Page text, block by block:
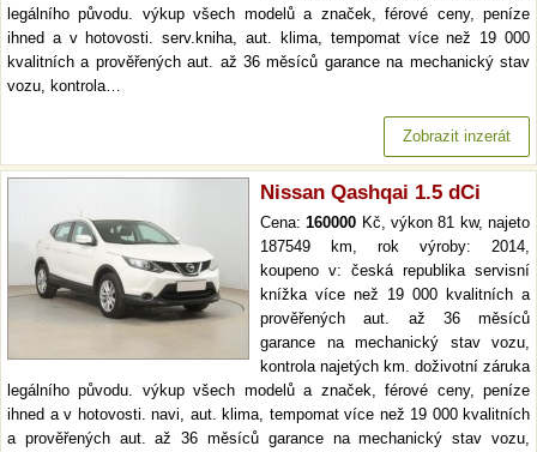
legálního původu. výkup všech modelů a značek, férové ceny, peníze
ihned a v hotovosti. serv.kniha, aut. klima, tempomat více než 19 000
kvalitních a prověřených aut. až 36 měsíců garance na mechanický stav
vozu, kontrola…
Zobrazit inzerát
Nissan Qashqai 1.5 dCi
Cena:160000 Kč, výkon 81 kw, najeto
187549 km, rok výroby: 2014,
koupeno v: česká republika servisní
knížka více než 19 000 kvalitních a
prověřených aut. až 36 měsíců
garance na mechanický stav vozu,
kontrola najetých km. doživotní záruka
legálního původu. výkup všech modelů a značek, férové ceny, peníze
ihned a v hotovosti. navi, aut. klima, tempomat více než 19 000 kvalitních
a prověřených aut. až 36 měsíců garance na mechanický stav vozu,